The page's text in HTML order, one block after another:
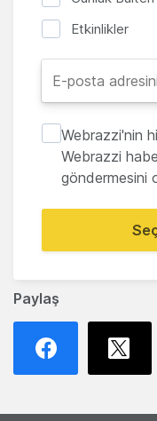
Paylaş
Etkinlikler
Webrazzi'nin
Webrazzi
göndermesini